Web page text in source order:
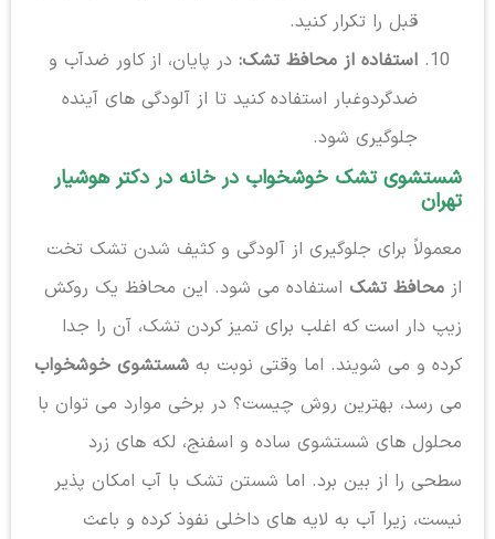
قبل را تکرار کنید.
استفاده از محافظ تشک:در پایان، از کاور ضدآب و
ضدگردوغبار استفاده کنید تا از آلودگی های آینده
جلوگیری شود.
شستشوی تشک خوشخواب در خانه در دکتر هوشیار
تهران
معمولاً برای جلوگیری از آلودگی و کثیف شدن تشک تخت
از محافظ تشکاستفاده می شود. این محافظ یک روکش
زیپ دار است که اغلب برای تمیز کردن تشک، آن را جدا
کرده و می شویند. اما وقتی نوبت به شستشوی خوشخواب
می رسد، بهترین روش چیست؟ در برخی موارد می توان با
محلول های شستشوی ساده و اسفنج، لکه های زرد
سطحی را از بین برد. اما شستن تشک با آب امکان پذیر
نیست، زیرا آب به لایه های داخلی نفوذ کرده و باعث